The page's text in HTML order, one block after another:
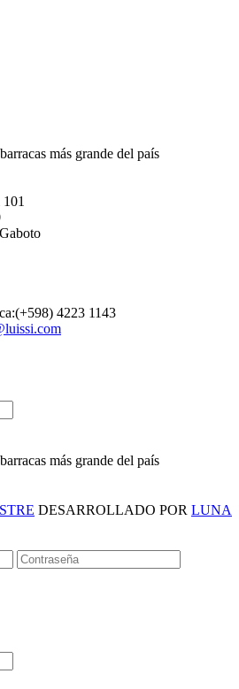
más grande del país
4223 1143
más grande del país
DESARROLLADO POR LUNA